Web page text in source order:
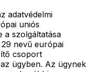
adatvédelmi
uniós
a szolgáltatása
nevű európai
csoport
az ügyben. Az ügynek